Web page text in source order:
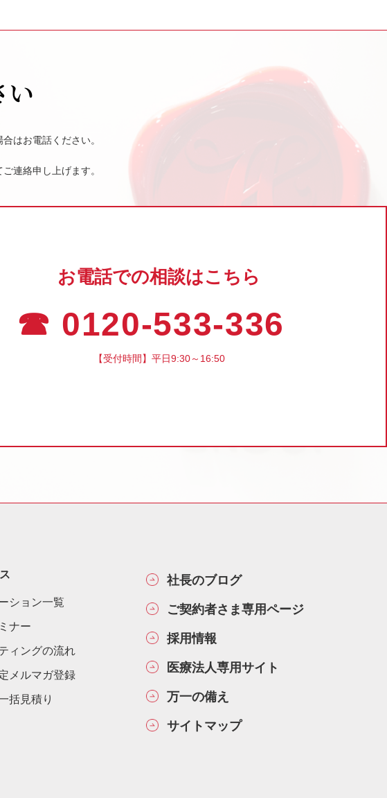
い
はお電話ください。
連絡申し上げます。
お電話での相談はこちら
☎ 0120-533-336
【受付時間】平日9:30～16:50
ション一覧
ナー
ィングの流れ
メルマガ登録
括見積り
社長のブログ
ご契約者さま専用ページ
採用情報
医療法人専用サイト
万一の備え
サイトマップ